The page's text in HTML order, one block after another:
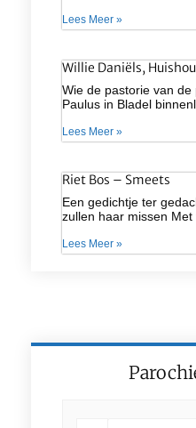
Lees Meer »
Willie Daniëls,
Wie de pastorie van de
Paulus in Bladel
Lees Meer »
Riet Bos – Smeets
Een gedichtje ter
zullen haar missen
Lees Meer »